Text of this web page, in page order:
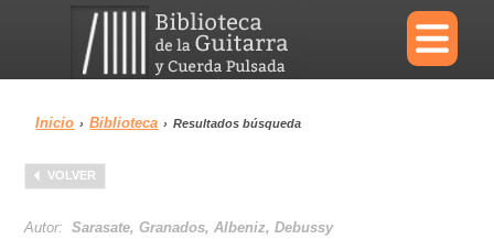
×
Menu
Biblioteca Diccionario
Inicio › Biblioteca › Resultados búsqueda
VOLVER
Autor:Sarasate, Granados, Albeniz, Debussy